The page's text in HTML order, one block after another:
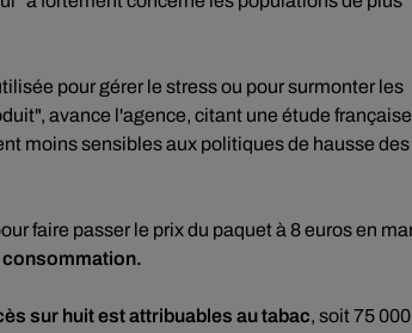
pour gérer le stress ou pour surmonter les
avance l'agence, citant une étude française
moins sensibles aux politiques de hausse des
faire passer le prix du paquet à 8 euros en
consommation.
sur huit est attribuables au tabac, soit 75 000